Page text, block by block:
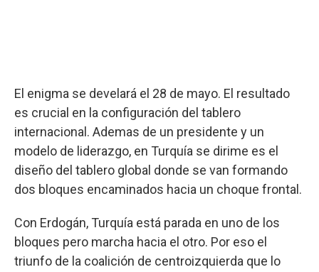
El enigma se develará el 28 de mayo. El resultado
es crucial en la configuración del tablero
internacional. Ademas de un presidente y un
modelo de liderazgo, en Turquía se dirime es el
diseño del tablero global donde se van formando
dos bloques encaminados hacia un choque frontal.
Con Erdogán, Turquía está parada en uno de los
bloques pero marcha hacia el otro. Por eso el
triunfo de la coalición de centroizquierda que lo